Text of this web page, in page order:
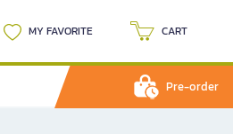
MY FAVORITE CART
Pre-order